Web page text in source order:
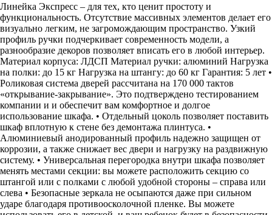
Линейка Экспресс – для тех, кто ценит простоту и
функциональность. Отсутствие массивных элементов делает его
визуально легким, не загромождающим пространство. Узкий
профиль ручки подчеркивает современность модели, а
разнообразие декоров позволяет вписать его в любой интерьер.
Материал корпуса: ЛДСП Материал ручки: алюминий Нагрузка
на полки: до 15 кг Нагрузка на штангу: до 60 кг Гарантия: 5 лет •
Роликовая система дверей рассчитана на 170 000 тактов
«открывание-закрывание». Это подтверждено тестированием
компании и и обеспечит вам комфортное и долгое
использование шкафа. • Отдельный цоколь позволяет поставить
шкаф вплотную к стене без демонтажа плинтуса. •
Алюминиевый анодированный профиль надежно защищен от
коррозии, а также снижает вес двери и нагрузку на раздвижную
систему. • Универсальная перегородка внутри шкафа позволяет
менять местами секции: вы можете расположить секцию со
штангой или с полками с любой удобной стороны – справа или
слева • Безопасные зеркала не осыпаются даже при сильном
ударе благодаря противоосколочной пленке. Вы можете